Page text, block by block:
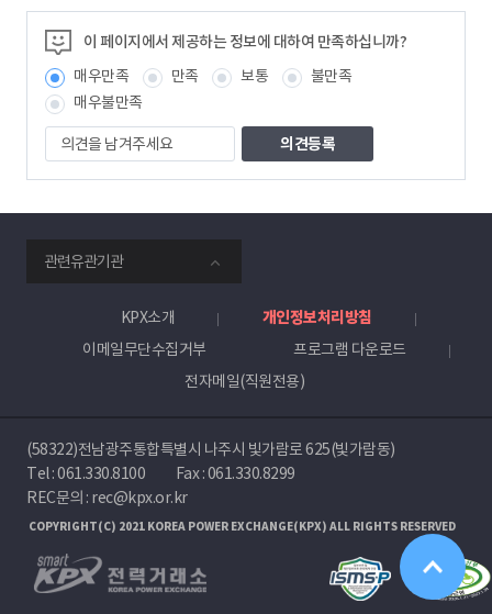
이 페이지에서 제공하는 정보에 대하여 만족하십니까?
매우만족
만족 보통
불만족
매우불만족
의
견
을
겨
주
세
요
관련유관기관
KPX소개
개인정보처리방침
이메일무단수집거부
프로그램 다운로드
전자메일(직원전용)
(58322)전남광주통합특별시 나주시 빛가람로 625(빛가람동)
Tel :061.330.8100
Fax : 061.330.8299
REC문의 : rec@kpx.or.kr
COPYRIGHT(C) 2021 KOREA POWER EXCHANGE(KPX) ALL RIGHTS RESERVED